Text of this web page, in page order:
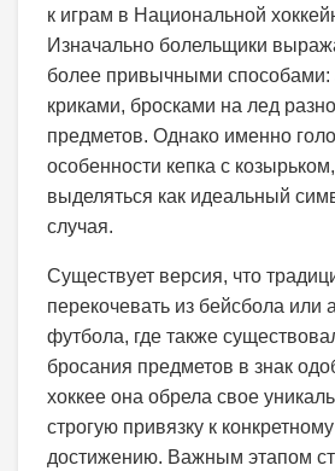
к играм в Национальной
Изначально болельщики
более привычными способами:
криками, бросками на лед
предметов. Однако именно
особенности кепка с
выделяться как идеальный
случая.
Существует версия, что
перекочевать из бейсбола или
футбола, где также
бросания предметов в знак
хоккее она обрела свое
строгую привязку к
достижению. Важным этапом